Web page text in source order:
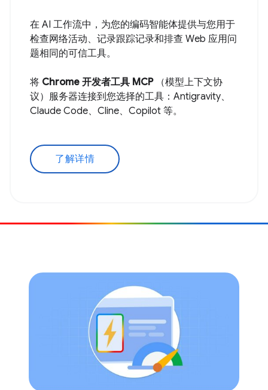
在 AI 工作流中，为您的编码智能体提供与您用于
检查网络活动、记录跟踪记录和排查 Web 应用问
题相同的可信工具。
将 Chrome 开发者工具 MCP（模型上下文协
议）服务器连接到您选择的工具：Antigravity、
Claude Code、Cline、Copilot 等。
了解详情